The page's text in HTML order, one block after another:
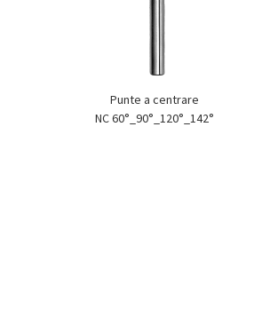
Punte a centrare
NC 60°_90°_120°_142°